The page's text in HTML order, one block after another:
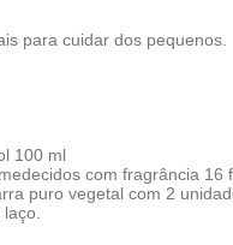
para cuidar dos pequenos.
100 ml
com fragrância 16
puro vegetal com 2